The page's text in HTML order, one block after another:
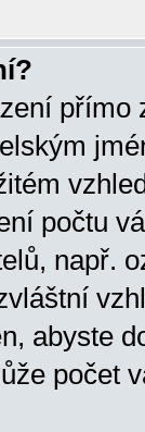
přímo
počtu
např.
abyste
počet